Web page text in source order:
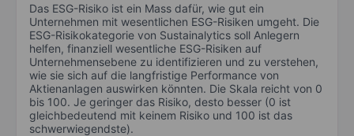
Das ESG-Risiko ist ein Mass dafür, wie gut ein
Unternehmen mit wesentlichen ESG-Risiken umgeht. Die
ESG-Risikokategorie von Sustainalytics soll Anlegern
helfen, finanziell wesentliche ESG-Risiken auf
Unternehmensebene zu identifizieren und zu verstehen,
wie sie sich auf die langfristige Performance von
Aktienanlagen auswirken könnten. Die Skala reicht von 0
bis 100. Je geringer das Risiko, desto besser (0 ist
gleichbedeutend mit keinem Risiko und 100 ist das
schwerwiegendste).